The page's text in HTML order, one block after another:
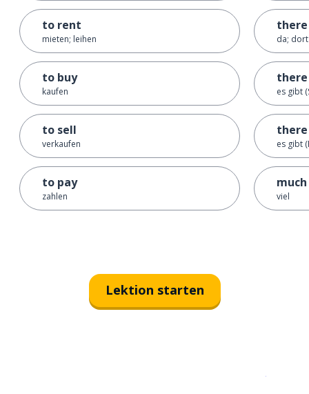
to rent
mieten; leihen
to buy
kaufen
to sell
verkaufen
to pay
zahlen
there
da; dort
es gibt
es gibt
much
viel
Lektion starten